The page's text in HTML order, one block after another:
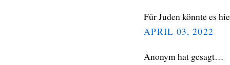
Für Juden könnte es
APRIL 03, 2022
Anonym hat gesagt…